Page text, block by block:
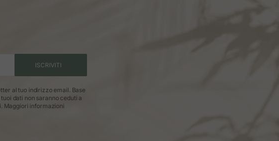
ISCRIVITI
al tuo indirizzo email. Base
dati non saranno ceduti a
Maggiori informazioni